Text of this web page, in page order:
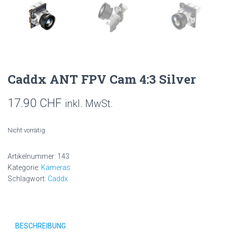
Caddx ANT FPV Cam 4:3 Silver
17.90 CHF inkl. MwSt.
Nicht vorrätig
Artikelnummer: 143
Kategorie: Kameras
Schlagwort: Caddx
BESCHREIBUNG